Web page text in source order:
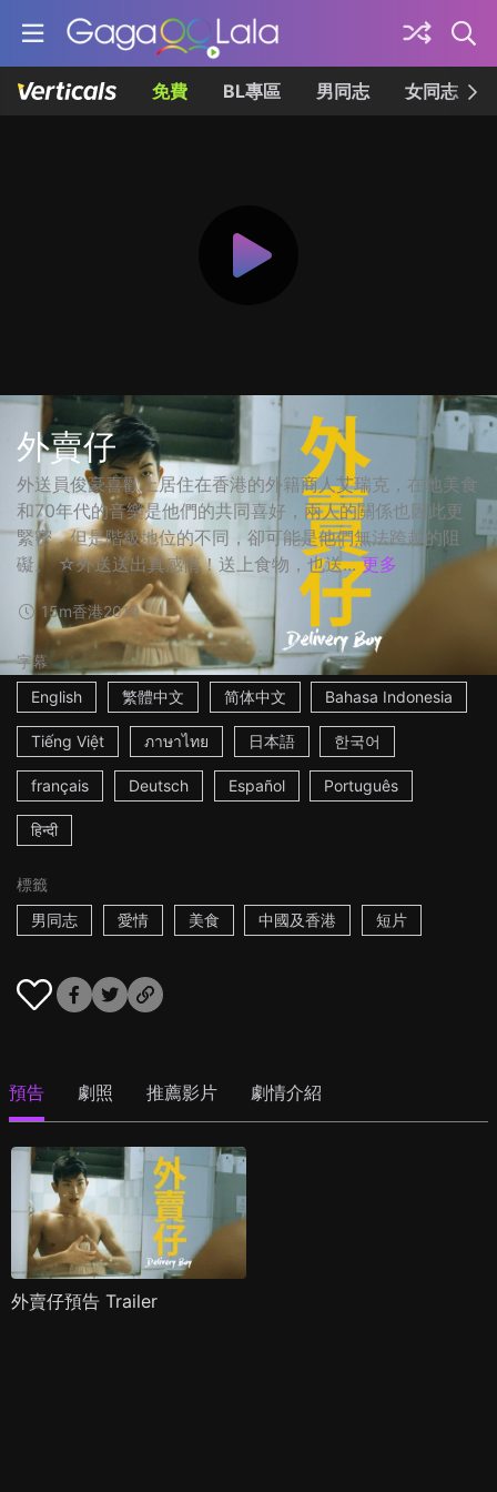
免費 BL專區 男同志 女同志
外賣仔
外送員俊豪喜歡上居住在香港的外籍商人艾瑞克，在地美食
和70年代的音樂是他們的共同喜好，兩人的關係也因此更
緊密，但是階級地位的不同，卻可能是他們無法跨越的阻
礙。 ☆外送送出真感情！送上食物，也送... 更多
15m香港2019
字幕
English
繁體中文 简体中文 Bahasa Indonesia
Tiếng Việt ภาษาไทย 日本語 한국어
français Deutsch Español Português
हिन्दी
標籤
男同志
愛情 美食 中國及香港 短片
預告 劇照 推薦影片 劇情介紹
外賣仔預告 Trailer